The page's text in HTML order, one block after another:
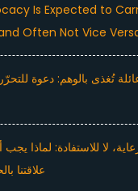
Is Expected to
Often Not Vice
تُغذى بالوهم: دعوة
لا للاستفادة: لماذا
علاقتنا